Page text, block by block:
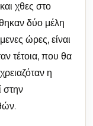
χθες στο
δύο μέλη
ώρες, είναι
τέτοια, που θα
η
στην